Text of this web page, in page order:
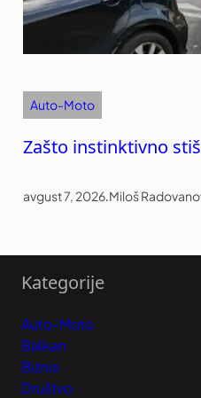
Auto-Moto
Zašto instinktivno
avgust 7, 2026.Miloš
Kategorije
Auto-Moto
Balkan
Biznis
Društvo